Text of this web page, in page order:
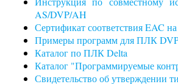
AS/DVP/AH
Сертификат соответствия EAC
Примеры программ для ПЛК DVP
Каталог по ПЛК Delta
Каталог "Программируемые
Свидетельство об утверждении